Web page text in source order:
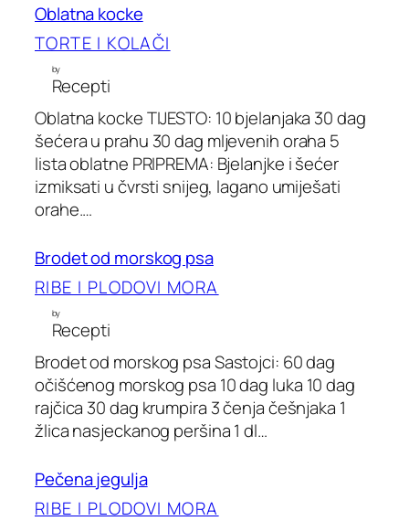
Oblatna kocke
TORTE I KOLAČI
by
Recepti
Oblatna kocke TIJESTO: 10 bjelanjaka 30 dag
šećera u prahu 30 dag mljevenih oraha 5
lista oblatne PRIPREMA: Bjelanjke i šećer
izmiksati u čvrsti snijeg, lagano umiješati
orahe.…
Brodet od morskog psa
RIBE I PLODOVI MORA
by
Recepti
Brodet od morskog psa Sastojci: 60 dag
očišćenog morskog psa 10 dag luka 10 dag
rajčica 30 dag krumpira 3 čenja češnjaka 1
žlica nasjeckanog peršina 1 dl…
Pečena jegulja
RIBE I PLODOVI MORA